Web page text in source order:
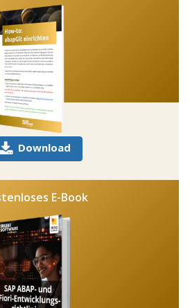
Download
E-Book